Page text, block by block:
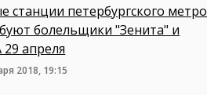
станции петербургского метро
болельщики "Зенита" и
апреля
2018, 19:15